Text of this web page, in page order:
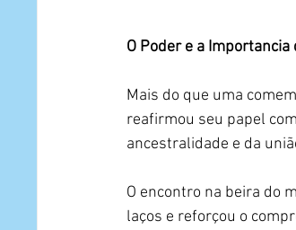
O Poder e a Importancia
Mais do que uma
reafirmou seu papel
ancestralidade e da
O encontro na beira do
laços e reforçou o